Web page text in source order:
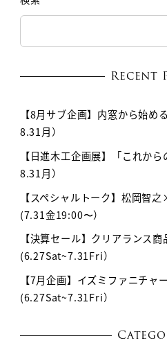
Recent
【8月サブ企画】内窓から始め
8.31月）
【日進木工企画展】「これか
8.31月）
【スペシャルトーク】松岡智
(7.31金19:00〜）
【決算セール】クリアランス商
(6.27Sat~7.31Fri）
【7月企画】イズミファニチャ
(6.27Sat~7.31Fri）